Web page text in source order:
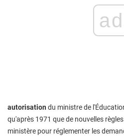
ad
autorisation du ministre de
qu'après 1971 que de nouvelles
ministère pour réglementer les